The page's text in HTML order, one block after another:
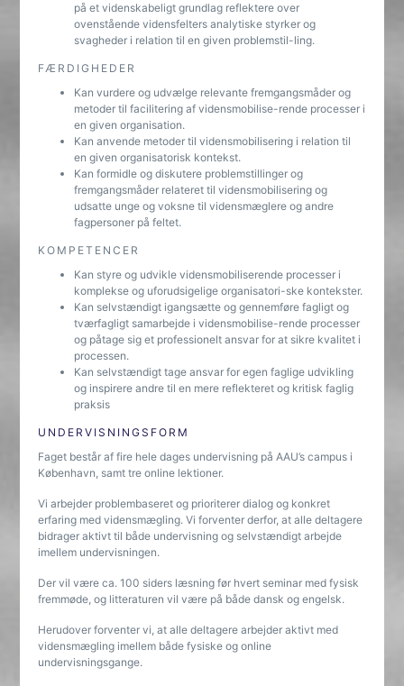
på et videnskabeligt grundlag reflektere over
ovenstående vidensfelters analytiske styrker og
svagheder i relation til en given problemstil-ling.
FÆRDIGHEDER
Kan vurdere og udvælge relevante fremgangsmåder og
metoder til facilitering af vidensmobilise-rende processer i
en given organisation.
Kan anvende metoder til vidensmobilisering i relation til
en given organisatorisk kontekst.
Kan formidle og diskutere problemstillinger og
fremgangsmåder relateret til vidensmobilisering og
udsatte unge og voksne til vidensmæglere og andre
fagpersoner på feltet.
KOMPETENCER
Kan styre og udvikle vidensmobiliserende processer i
komplekse og uforudsigelige organisatori-ske kontekster.
Kan selvstændigt igangsætte og gennemføre fagligt og
tværfagligt samarbejde i vidensmobilise-rende processer
og påtage sig et professionelt ansvar for at sikre kvalitet i
processen.
Kan selvstændigt tage ansvar for egen faglige udvikling
og inspirere andre til en mere reflekteret og kritisk faglig
praksis
UNDERVISNINGSFORM
Faget består af fire hele dages undervisning på AAU’s campus i
København, samt tre online lektioner.
Vi arbejder problembaseret og prioriterer dialog og konkret
erfaring med vidensmægling. Vi forventer derfor, at alle deltagere
bidrager aktivt til både undervisning og selvstændigt arbejde
imellem undervisningen.
Der vil være ca. 100 siders læsning før hvert seminar med fysisk
fremmøde, og litteraturen vil være på både dansk og engelsk.
Herudover forventer vi, at alle deltagere arbejder aktivt med
vidensmægling imellem både fysiske og online
undervisningsgange.